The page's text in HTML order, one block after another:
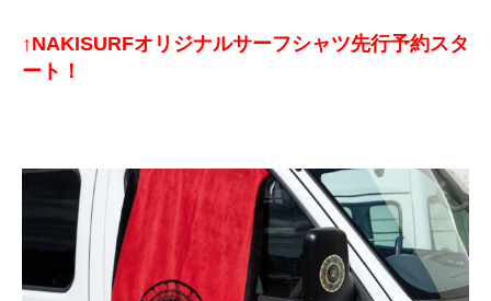
↑NAKISURFオリジナルサーフシャツ先行予約スタ
ート！